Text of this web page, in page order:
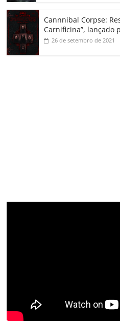
Cannnibal Corpse:
Carnificina”, lançado
26 de setembro de 2021